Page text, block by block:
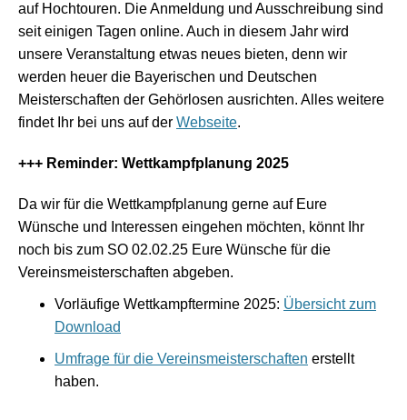
auf Hochtouren. Die Anmeldung und Ausschreibung sind
seit einigen Tagen online. Auch in diesem Jahr wird
unsere Veranstaltung etwas neues bieten, denn wir
werden heuer die Bayerischen und Deutschen
Meisterschaften der Gehörlosen ausrichten. Alles weitere
findet Ihr bei uns auf der Webseite.
+++ Reminder: Wettkampfplanung 2025
Da wir für die Wettkampfplanung gerne auf Eure
Wünsche und Interessen eingehen möchten, könnt Ihr
noch bis zum SO 02.02.25 Eure Wünsche für die
Vereinsmeisterschaften abgeben.
Vorläufige Wettkampftermine 2025: Übersicht zum
Download
Umfrage für die Vereinsmeisterschaften erstellt
haben.